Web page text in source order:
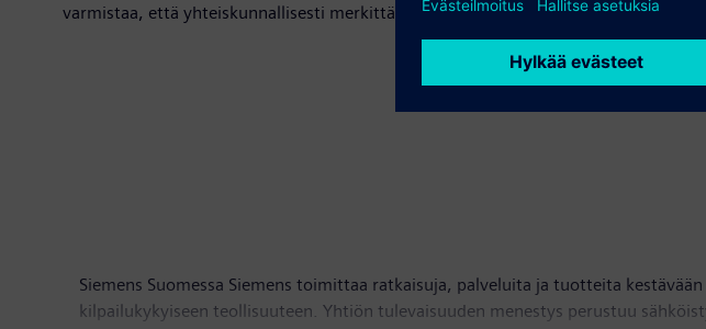
varmistaa, että yhteiskunnallisesti merkittävä toiminta edistyy mahdollisimman
Siemens Suomessa Siemens toimittaa ratkaisuja, palveluita ja tuotteita
kilpailukykyiseen teollisuuteen. Yhtiön tulevaisuuden menestys perustuu